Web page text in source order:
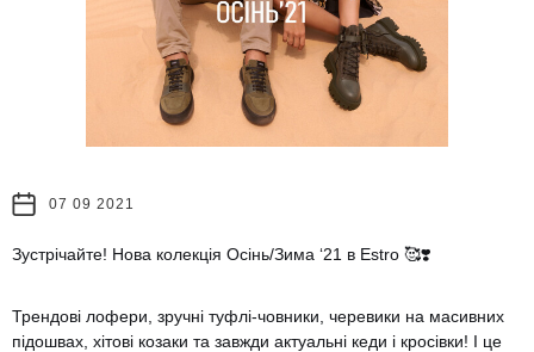
07 09 2021
Зустрічайте! Нова колекція Осінь/Зима ‘21 в Estro 🥰❣️
Трендові лофери, зручні туфлі-човники, черевики на масивних
підошвах, хітові козаки та завжди актуальні кеди і кросівки! І це